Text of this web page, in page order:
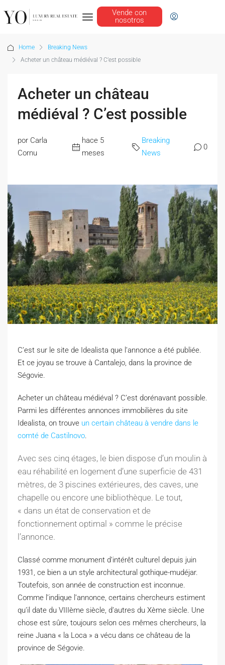
Vende con
nosotros
Home
Breaking News
Acheter un château médiéval ? C’est possible
Acheter un château
médiéval ? C’est possible
por Carla
Cornu
hace 5
meses
Breaking
News
0
C’est sur le site de Idealista que l’annonce a été publiée.
Et ce joyau se trouve à Cantalejo, dans la province de
Ségovie.
Acheter un château médiéval ? C’est dorénavant possible.
Parmi les différentes annonces immobilières du site
Idealista, on trouve un certain château à vendre dans le
comté de Castilnovo.
Avec ses cinq étages, le bien dispose d’un moulin à
eau réhabilité en logement d’une superficie de 431
mètres, de 3 piscines extérieures, des caves, une
chapelle ou encore une bibliothèque. Le tout,
« dans un état de conservation et de
fonctionnement optimal » comme le précise
l’annonce.
Classé comme monument d’intérêt culturel depuis juin
1931, ce bien a un style architectural gothique-mudéjar.
Toutefois, son année de construction est inconnue.
Comme l’indique l’annonce, certains chercheurs estiment
qu’il date du VIIIème siècle, d’autres du Xème siècle. Une
chose est sûre, toujours selon ces mêmes chercheurs, la
reine Juana « la Loca » a vécu dans ce château de la
province de Ségovie.